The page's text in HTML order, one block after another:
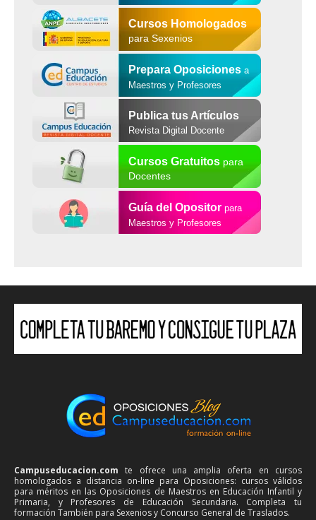
Cursos Homologados
para Sexenios
Prepara Oposiciones a
Maestros y Profesores
Publica tus Artículos
Revista Digital Docente
Cursos Gratuitospara
Docentes
Guía del Opositor para
Maestros y Profesores
Campuseducacion.com te ofrece una amplia oferta en cursos
homologados a distancia on-line para Oposiciones: cursos válidos
para méritos en las Oposiciones de Maestros en Educación Infantil y
Primaria, y Profesores de Educación Secundaria. Completa tu
formación También para Sexenios y Concurso General de Traslados.